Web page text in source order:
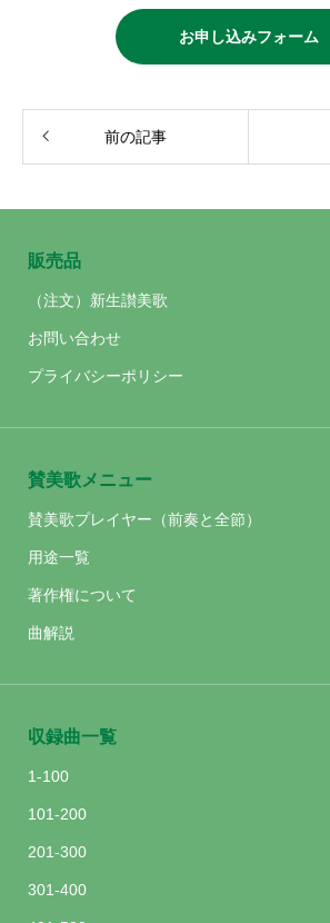
お申し込みフォーム
前の記事
販売品
（注文）新生讃美歌
お問い合わせ
プライバシーポリシー
賛美歌メニュー
賛美歌プレイヤー（前奏と全節）
用途一覧
著作権について
曲解説
収録曲一覧
1-100
101-200
201-300
301-400